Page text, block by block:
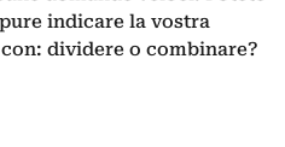
indicare la vostra
dividere o combinare?